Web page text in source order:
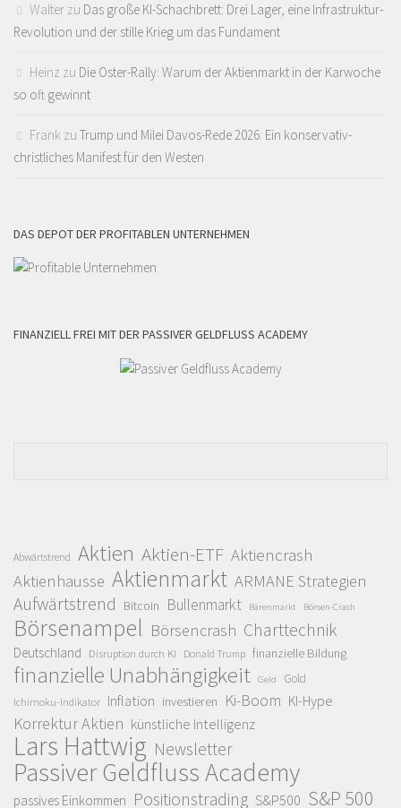
Walter zu Das große KI-Schachbrett: Drei Lager, eine Infrastruktur-
Revolution und der stille Krieg um das Fundament
Heinz zu Die Oster-Rally: Warum der Aktienmarkt in der Karwoche
so oft gewinnt
Frank zu Trump und Milei Davos-Rede 2026: Ein konservativ-
christliches Manifest für den Westen
DAS DEPOT DER PROFITABLEN UNTERNEHMEN
FINANZIELL FREI MIT DER PASSIVER GELDFLUSS ACADEMY
Abwärtstrend Aktien Aktien-ETF Aktiencrash
Aktienhausse Aktienmarkt ARMANE Strategien
Aufwärtstrend Bitcoin Bullenmarkt Bärenmarkt Börsen-Crash
Börsenampel Börsencrash Charttechnik
Deutschland Disruption durch KI Donald Trump finanzielle Bildung
finanzielle Unabhängigkeit Geld Gold
Ichimoku-Indikator Inflation investieren Ki-Boom KI-Hype
Korrektur Aktien künstliche Intelligenz
Lars Hattwig Newsletter
Passiver Geldfluss Academy
passives Einkommen Positionstrading S&P500 S&P 500